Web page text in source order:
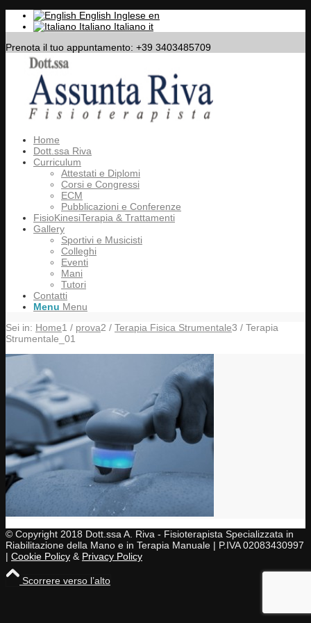
English Inglese en
Italiano Italiano it
Prenota il tuo appuntamento: +39 3403485709
Home
Dott.ssa Riva
Curriculum
Attestati e Diplomi
Corsi e Congressi
ECM
Pubblicazioni e Conferenze
FisioKinesiTerapia & Trattamenti
Gallery
Sportivi e Musicisti
Colleghi
Eventi
Mani
Tutori
Contatti
Menu Menu
Sei in: Home1 / prova2 / Terapia Fisica Strumentale3 / Terapia
Strumentale_01
© Copyright 2018 Dott.ssa A. Riva - Fisioterapista Specializzata in
Riabilitazione della Mano e in Terapia Manuale | P.IVA 02083430997
| Cookie Policy & Privacy Policy
Scorrere verso l’alto